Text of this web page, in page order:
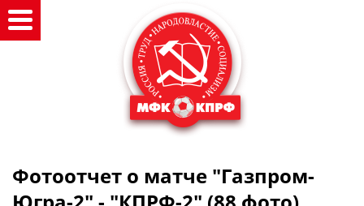
Фотоотчет о матче "Газпром-